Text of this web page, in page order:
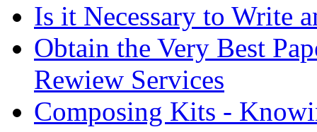
Is it Necessary to Write
Obtain the Very Best
Rewiew Services
Composing Kits -